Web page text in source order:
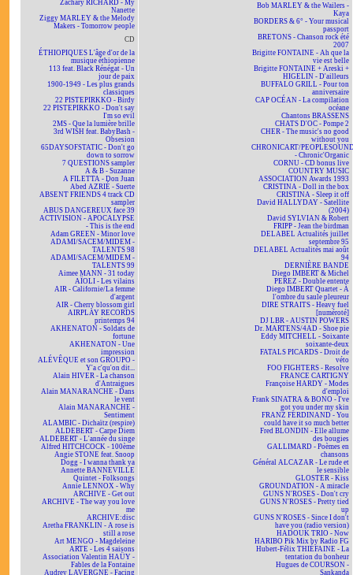
Zachary RICHARD - My
Nanette
Ziggy MARLEY & the Melody
Makers - Tomorrow people
CD
ÉTHIOPIQUES L'âge d'or de la
musique éthiopienne
113 feat. Black Rénégat - Un
jour de paix
1900-1949 - Les plus grands
classiques
22 PISTEPIRKKO - Birdy
22 PISTEPIRKKO - Don't say
I'm so evil
2MS - Que la lumière brille
3rd WISH feat. BabyBash -
Obsesion
65DAYSOFSTATIC - Don't go
down to sorrow
7 QUESTIONS sampler
A & B - Suzanne
A FILETTA - Don Juan
Abed AZRIÉ - Suerte
ABSENT FRIENDS 4 track CD
sampler
ABUS DANGEREUX face 39
ACTIVISION - APOCALYPSE
- This is the end
Adam GREEN - Minor love
ADAMI/SACEM/MIDEM -
TALENTS 98
ADAMI/SACEM/MIDEM -
TALENTS 99
Aimee MANN - 31 today
AÏOLI - Les vilains
AIR - Californie/La femme
d'argent
AIR - Cherry blossom girl
AIRPLAY RECORDS
printemps 94
AKHENATON - Soldats de
fortune
AKHENATON - Une
impression
ALÉVÊQUE et son GROUPO -
Y'a c'qu'on dit...
Alain HIVER - La chanson
d'Antraigues
Alain MANARANCHE - Dans
le vent
Alain MANARANCHE -
Sentiment
ALAMBIC - Dichaïtz (respire)
ALDEBERT - Carpe Diem
ALDEBERT - L'année du singe
Alfred HITCHCOCK - 100ème
Angie STONE feat. Snoop
Dogg - I wanna thank ya
Annette BANNEVILLE
Quintet - Folksongs
Annie LENNOX - Why
ARCHIVE - Get out
ARCHIVE - The way you love
me
ARCHIVE:disc
Aretha FRANKLIN - A rose is
still a rose
Art MENGO - Magdeleine
ARTE - Les 4 saisons
Association Valentin HAÜY -
Fables de la Fontaine
Audrey LAVERGNE - Facing
Bob MARLEY & the Wailers -
Kaya
BORDERS & 6° - Your musical
passport
BRETONS - Chanson rock été
2007
Brigitte FONTAINE - Ah que la
vie est belle
Brigitte FONTAINE + Areski +
HIGELIN - D'ailleurs
BUFFALO GRILL - Pour ton
anniversaire
CAP OCÉAN - La compilation
océane
Chantons BRASSENS
CHATS D'OC - Pompe 2
CHER - The music's no good
without you
CHRONICART/
- Chronic'Organic
CORNU - CD bonus live
COUNTRY MUSIC
ASSOCIATION Awards 1993
CRISTINA - Doll in the box
CRISTINA - Sleep it off
David HALLYDAY - Satellite
(2004)
David SYLVIAN & Robert
FRIPP - Jean the birdman
DELABEL Actualités juillet
septembre 95
DELABEL Actualités mai août
94
DERNIÈRE BANDE
Diego IMBERT & Michel
PEREZ - Double entente
Diego IMBERT Quartet - À
l'ombre du saule pleureur
DIRE STRAITS - Heavy fuel
[numéroté]
DJ LBR - AUSTIN POWERS
Dr. MARTENS/4AD - Shoe pie
Eddy MITCHELL - Soixante
soixante-deux
FATALS PICARDS - Droit de
véto
FOO FIGHTERS - Resolve
FRANCE CARTIGNY
Françoise HARDY - Modes
d'emploi
Frank SINATRA & BONO - I've
got you under my skin
FRANZ FERDINAND - You
could have it so much better
Fred BLONDIN - Elle allume
des bougies
GALLIMARD - Poèmes en
chansons
Général ALCAZAR - Le rude et
le sensible
GLOSTER - Kiss
GROUNDATION - A miracle
GUNS N'ROSES - Don't cry
GUNS N'ROSES - Pretty tied
up
GUNS N'ROSES - Since I don't
have you (radio version)
HADOUK TRIO - Now
HARIBO Pik Mix by Radio FG
Hubert-Félix THIÉFAINE - La
tentation du bonheur
Hugues de COURSON -
Sankanda